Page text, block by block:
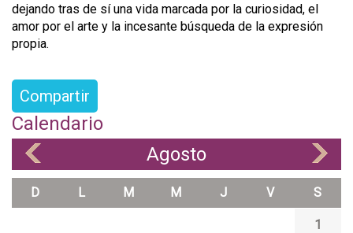
dejando tras de sí una vida marcada por la curiosidad, el
amor por el arte y la incesante búsqueda de la expresión
propia.
Compartir
Calendario
Agosto
D L M M J V S
1